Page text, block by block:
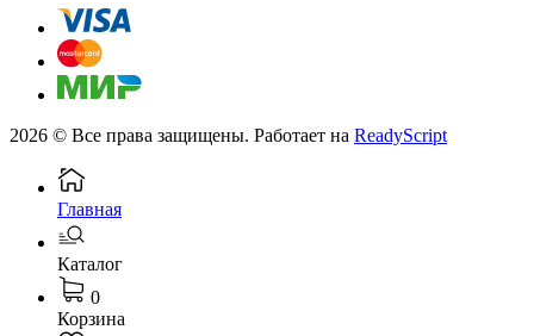
2026 © Все права защищены. Работает на ReadyScript
Главная
Каталог
0
Корзина